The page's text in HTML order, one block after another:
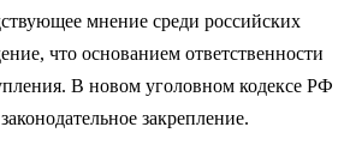
мнение среди российских
что основанием ответственности
В новом уголовном кодексе РФ
закрепление.